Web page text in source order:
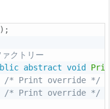
) ;
クトリー
abstract void
/* Print override */
/* Print override */